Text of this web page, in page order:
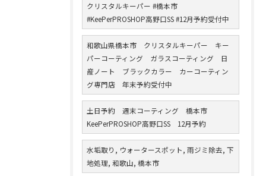
クリスタルキーパー #橋本市
#KeePerPROSHOP高野口SS #12月予約受付中
和歌山県橋本市 クリスタルキーパー キー
パーコーティング ガラスコーティング 日
産ノート ブラックカラー カーコーティン
グ専門店 年末予約受付中
土日予約 週末コーティング 橋本市
KeePerPROSHOP高野口SS 12月予約
水垢取り, ウォータースポット, 雨ジミ除去, 下
地処理, 和歌山, 橋本市